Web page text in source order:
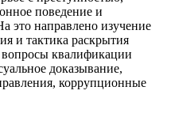
поведение и
это направлено изучение
и тактика раскрытия
квалификации
доказывание,
коррупционные